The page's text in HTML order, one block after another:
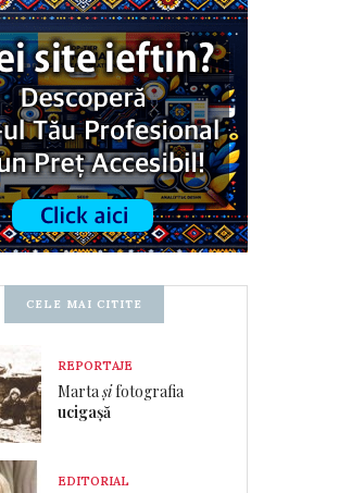
CELE MAI CITITE
REPORTAJE
Martașifotografia
ucigașă
EDITORIAL